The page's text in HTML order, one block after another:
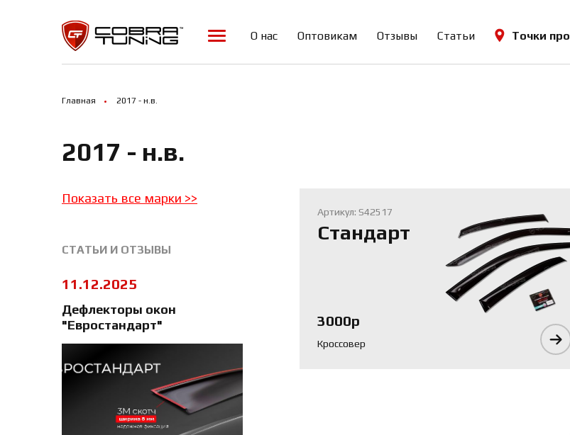
О нас Оптовикам Отзывы Статьи Точки
Главная 2017 - н.в.
2017 - н.в.
Артикул: S42517
Стандарт
3000р
Кроссовер
Показать все марки >>
СТАТЬИ И ОТЗЫВЫ
11.12.2025
Дефлекторы окон
"Евростандарт"